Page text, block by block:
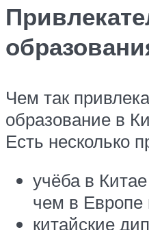
Чем так
образование в
Есть несколько
учёба в
чем в
китайские